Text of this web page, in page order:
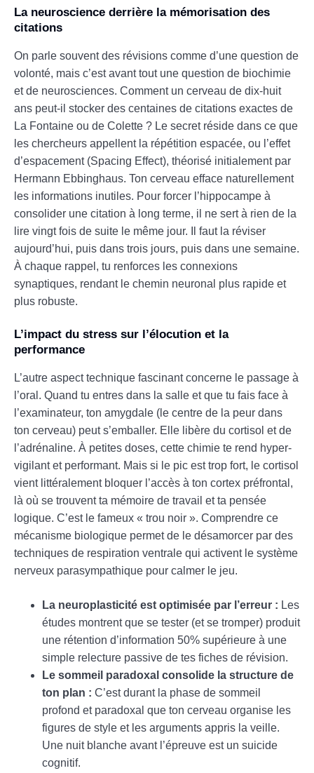
La neuroscience derrière la mémorisation des
citations
On parle souvent des révisions comme d’une question de
volonté, mais c’est avant tout une question de biochimie
et de neurosciences. Comment un cerveau de dix-huit
ans peut-il stocker des centaines de citations exactes de
La Fontaine ou de Colette ? Le secret réside dans ce que
les chercheurs appellent la répétition espacée, ou l’effet
d’espacement (Spacing Effect), théorisé initialement par
Hermann Ebbinghaus. Ton cerveau efface naturellement
les informations inutiles. Pour forcer l’hippocampe à
consolider une citation à long terme, il ne sert à rien de la
lire vingt fois de suite le même jour. Il faut la réviser
aujourd’hui, puis dans trois jours, puis dans une semaine.
À chaque rappel, tu renforces les connexions
synaptiques, rendant le chemin neuronal plus rapide et
plus robuste.
L’impact du stress sur l’élocution et la
performance
L’autre aspect technique fascinant concerne le passage à
l’oral. Quand tu entres dans la salle et que tu fais face à
l’examinateur, ton amygdale (le centre de la peur dans
ton cerveau) peut s’emballer. Elle libère du cortisol et de
l’adrénaline. À petites doses, cette chimie te rend hyper-
vigilant et performant. Mais si le pic est trop fort, le cortisol
vient littéralement bloquer l’accès à ton cortex préfrontal,
là où se trouvent ta mémoire de travail et ta pensée
logique. C’est le fameux « trou noir ». Comprendre ce
mécanisme biologique permet de le désamorcer par des
techniques de respiration ventrale qui activent le système
nerveux parasympathique pour calmer le jeu.
La neuroplasticité est optimisée par l’erreur : Les
études montrent que se tester (et se tromper) produit
une rétention d’information 50% supérieure à une
simple relecture passive de tes fiches de révision.
Le sommeil paradoxal consolide la structure de
ton plan : C’est durant la phase de sommeil
profond et paradoxal que ton cerveau organise les
figures de style et les arguments appris la veille.
Une nuit blanche avant l’épreuve est un suicide
cognitif.